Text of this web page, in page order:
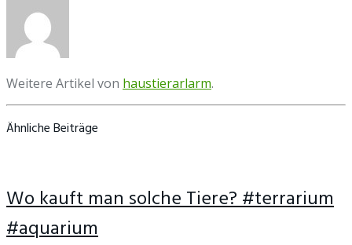
Weitere Artikel von haustierarlarm.
Ähnliche Beiträge
Wo kauft man solche Tiere? #terrarium
#aquarium